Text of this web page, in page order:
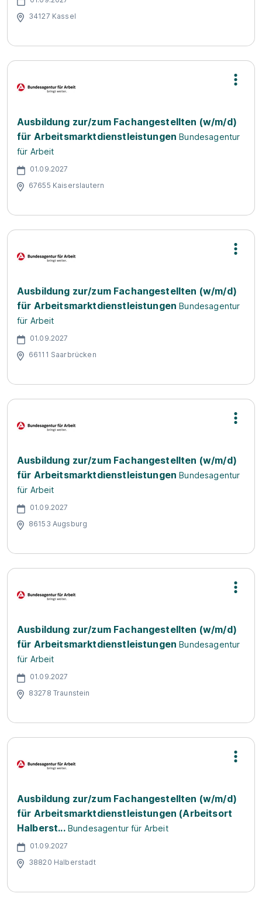
34127 Kassel
Ausbildung zur/zum Fachangestellten (w/m/d)
für Arbeitsmarktdienstleistungen Bundesagentur
für Arbeit
01.09.2027
67655 Kaiserslautern
Ausbildung zur/zum Fachangestellten (w/m/d)
für Arbeitsmarktdienstleistungen Bundesagentur
für Arbeit
01.09.2027
66111 Saarbrücken
Ausbildung zur/zum Fachangestellten (w/m/d)
für Arbeitsmarktdienstleistungen Bundesagentur
für Arbeit
01.09.2027
86153 Augsburg
Ausbildung zur/zum Fachangestellten (w/m/d)
für Arbeitsmarktdienstleistungen Bundesagentur
für Arbeit
01.09.2027
83278 Traunstein
Ausbildung zur/zum Fachangestellten (w/m/d)
für Arbeitsmarktdienstleistungen (Arbeitsort
Halberst... Bundesagentur für Arbeit
01.09.2027
38820 Halberstadt